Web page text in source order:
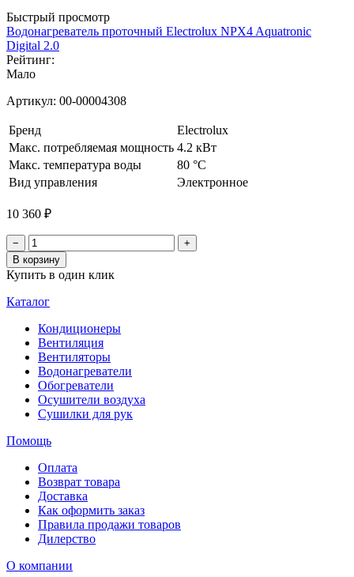
Быстрый просмотр
Водонагреватель проточный Electrolux NPX4 Aquatronic
Digital 2.0
Рейтинг:
Мало
Артикул: 00-00004308
Бренд
Electrolux
Макс. потребляемая мощность 4.2 кВт
Макс. температура воды
80 °С
Вид управления
Электронное
10 360 ₽
−
+
В корзину
Купить в один клик
Каталог
Кондиционеры
Вентиляция
Вентиляторы
Водонагреватели
Обогреватели
Осушители воздуха
Сушилки для рук
Помощь
Оплата
Возврат товара
Доставка
Как оформить заказ
Правила продажи товаров
Дилерство
О компании